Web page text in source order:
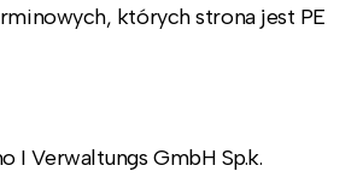
których strona jest PE
I Verwaltungs GmbH Sp.k.